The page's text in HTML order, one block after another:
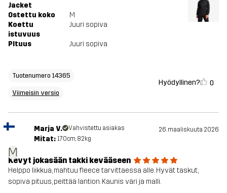
Jacket
Ostettu koko
M
Koettu
istuvuus
Juuri sopiva
PItuus Juuri sopiva
Tuotenumero 14365
Viimeisin versio
Hyödyllinen? 0
M
Marja V. Vahvistettu asiakas 26. maaliskuuta 2026
Mitat: 170cm, 82kg
Kevyt jokasään takki kevääseen
Helppo liikkua, mahtuu fleece tarvittaessa alle. Hyvät taskut,
sopiva pituus, peittää lantion. Kaunis väri ja malli.